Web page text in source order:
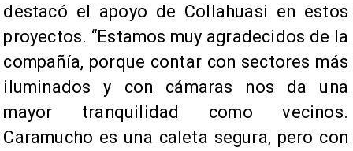
destacó el apoyo de Collahuasi en estos
proyectos. “Estamos muy agradecidos de la
compañía, porque contar con sectores más
iluminados y con cámaras nos da una
mayor tranquilidad como vecinos.
Caramucho es una caleta segura, pero con